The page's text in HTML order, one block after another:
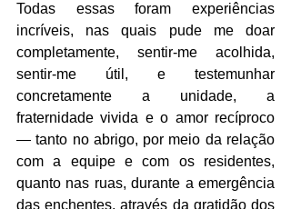
Todas essas foram experiências
incríveis, nas quais pude me doar
completamente, sentir-me acolhida,
sentir-me útil, e testemunhar
concretamente a unidade, a
fraternidade vivida e o amor recíproco
— tanto no abrigo, por meio da relação
com a equipe e com os residentes,
quanto nas ruas, durante a emergência
das enchentes, através da gratidão dos